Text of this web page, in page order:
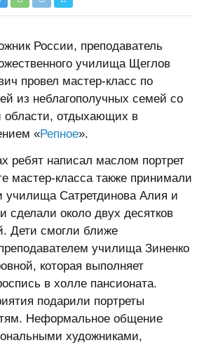
России, преподаватель
училища Щеглов
провел мастер-класс по
из неблагополучных семей со
области, отдыхающих в
«Репное».
ребят написал маслом портрет
мастер-класса также принимали
училища Сатретдинова Алия и
сделали около двух десятков
Дети смогли ближе
училища Зиненко
которая выполняет
в холле пансионата.
подарили портреты
Неформальное общение
художниками,